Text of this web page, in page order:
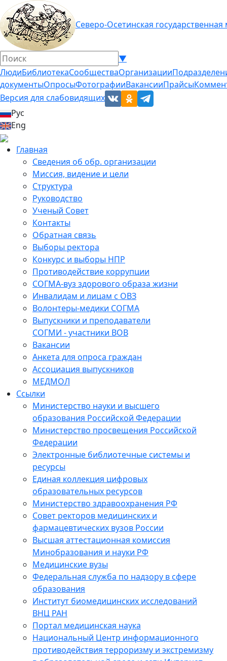
Северо-Осетинская
▼
ЛюдиБиблиотекаСообществаОрганизации
документыОпросыФотографииВакансииПрайсы
Версия для слабовидящих
Рус
Eng
Главная
Сведения об обр. организации
Миссия, видение и цели
Структура
Руководство
Ученый Совет
Контакты
Обратная связь
Выборы ректора
Конкурс и выборы НПР
Противодействие коррупции
СОГМА-вуз здорового образа жизни
Инвалидам и лицам с ОВЗ
Волонтеры-медики СОГМА
Выпускники и преподаватели
СОГМИ - участники ВОВ
Вакансии
Анкета для опроса граждан
Ассоциация выпускников
МЕДМОЛ
Ссылки
Министерство науки и высшего
образования Российской Федерации
Министерство просвещения Российской
Федерации
Электронные библиотечные системы и
ресурсы
Единая коллекция цифровых
образовательных ресурсов
Министерство здравоохранения РФ
Совет ректоров медицинских и
фармацевтических вузов России
Высшая аттестационная комиссия
Минобразования и науки РФ
Медицинские вузы
Федеральная служба по надзору в сфере
образования
Институт биомедицинских исследований
ВНЦ РАН
Портал медицинская наука
Национальный Центр информационного
противодействия терроризму и экстремизму